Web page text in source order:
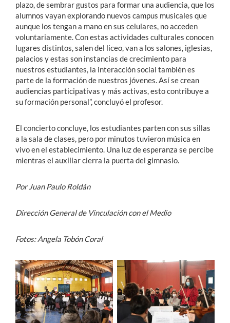
plazo, de sembrar gustos para formar una audiencia, que los
alumnos vayan explorando nuevos campus musicales que
aunque los tengan a mano en sus celulares, no acceden
voluntariamente. Con estas actividades culturales conocen
lugares distintos, salen del liceo, van a los salones, iglesias,
palacios y estas son instancias de crecimiento para
nuestros estudiantes, la interacción social también es
parte de la formación de nuestros jóvenes. Así se crean
audiencias participativas y más activas, esto contribuye a
su formación personal”, concluyó el profesor.
El concierto concluye, los estudiantes parten con sus sillas
a la sala de clases, pero por minutos tuvieron música en
vivo en el establecimiento. Una luz de esperanza se percibe
mientras el auxiliar cierra la puerta del gimnasio.
Por Juan Paulo Roldán
Dirección General de Vinculación con el Medio
Fotos: Angela Tobón Coral